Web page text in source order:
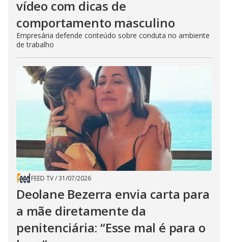
vídeo com dicas de
comportamento masculino
Empresária defende conteúdo sobre conduta no ambiente
de trabalho
FEED TV/31/07/2026
Deolane Bezerra envia carta para
a mãe diretamente da
penitenciária: “Esse mal é para o